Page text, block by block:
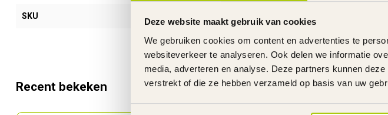
Deze website maakt gebruik van cookies
We gebruiken cookies om content en advertenties te
websiteverkeer te analyseren. Ook delen we informatie
media, adverteren en analyse. Deze partners kunnen
verstrekt of die ze hebben verzameld op basis van uw
SKU
Recent bekeken